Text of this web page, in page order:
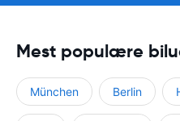
Mest populære
München Berlin